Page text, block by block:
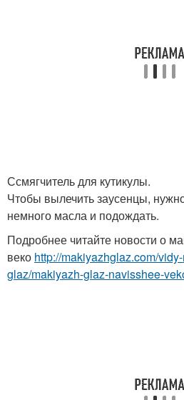
Ссмягчитель для кутикулы.
Чтобы вылечить заусенцы,
немного масла и подождать.
Подробнее читайте новости о
веко http://makiyazhglaz.com/
glaz/makiyazh-glaz-navisshee-